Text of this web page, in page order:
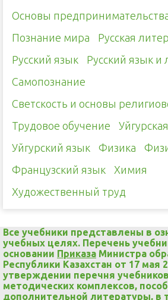
Основы
Познание мира
Русская
Русский язык
Русский язык и
Самопознание
Светскость и основы
Трудовое обучение
Уйгурский язык
Физика
Французский язык
Химия
Художественный труд
Все учебники представлены в
учебных целях. Перечень
основании Приказа Министра
Республики Казахстан от 17 мая
утверждении перечня
методических комплексов,
дополнительной литературы, в